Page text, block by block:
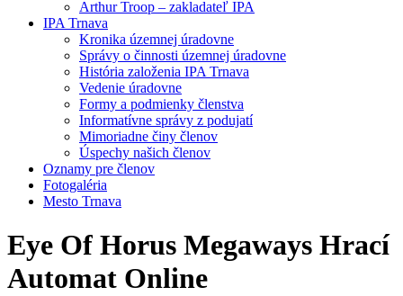
Arthur Troop – zakladateľ IPA
IPA Trnava
Kronika územnej úradovne
Správy o činnosti územnej úradovne
História založenia IPA Trnava
Vedenie úradovne
Formy a podmienky členstva
Informatívne správy z podujatí
Mimoriadne činy členov
Úspechy našich členov
Oznamy pre členov
Fotogaléria
Mesto Trnava
Eye Of Horus Megaways Hrací
Automat Online